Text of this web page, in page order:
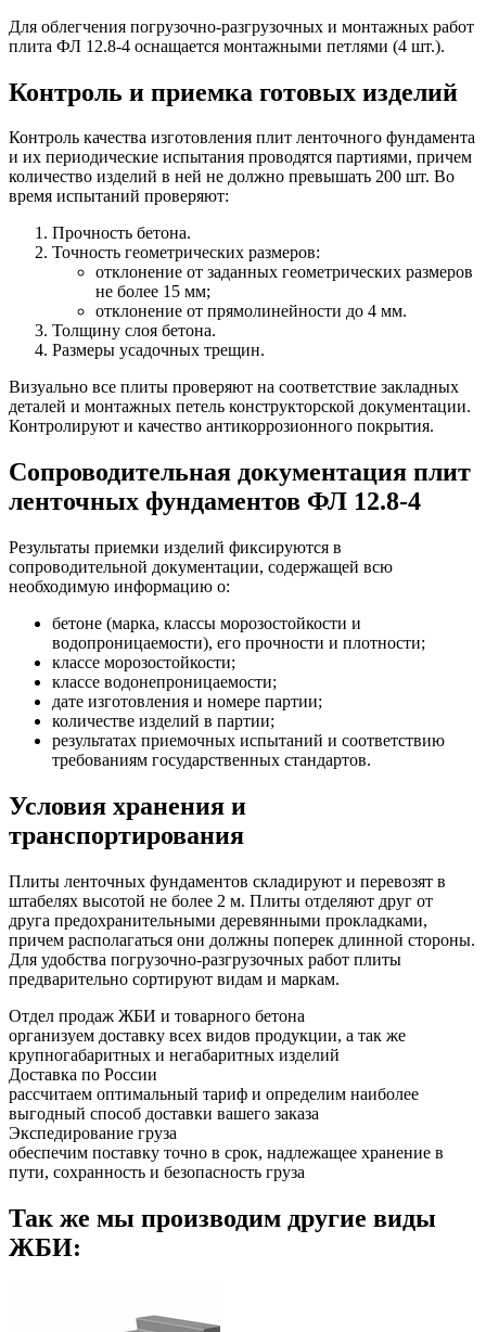
Для облегчения погрузочно-разгрузочных и монтажных работ
плита ФЛ 12.8-4 оснащается монтажными петлями (4 шт.).
Контроль и приемка готовых изделий
Контроль качества изготовления плит ленточного фундамента
и их периодические испытания проводятся партиями, причем
количество изделий в ней не должно превышать 200 шт. Во
время испытаний проверяют:
Прочность бетона.
Точность геометрических размеров:
отклонение от заданных геометрических размеров
не более 15 мм;
отклонение от прямолинейности до 4 мм.
Толщину слоя бетона.
Размеры усадочных трещин.
Визуально все плиты проверяют на соответствие закладных
деталей и монтажных петель конструкторской документации.
Контролируют и качество антикоррозионного покрытия.
Сопроводительная документация плит
ленточных фундаментов ФЛ 12.8-4
Результаты приемки изделий фиксируются в
сопроводительной документации, содержащей всю
необходимую информацию о:
бетоне (марка, классы морозостойкости и
водопроницаемости), его прочности и плотности;
классе морозостойкости;
классе водонепроницаемости;
дате изготовления и номере партии;
количестве изделий в партии;
результатах приемочных испытаний и соответствию
требованиям государственных стандартов.
Условия хранения и
транспортирования
Плиты ленточных фундаментов складируют и перевозят в
штабелях высотой не более 2 м. Плиты отделяют друг от
друга предохранительными деревянными прокладками,
причем располагаться они должны поперек длинной стороны.
Для удобства погрузочно-разгрузочных работ плиты
предварительно сортируют видам и маркам.
Отдел продаж ЖБИ и товарного бетона
организуем доставку всех видов продукции, а так же
крупногабаритных и негабаритных изделий
Доставка по России
рассчитаем оптимальный тариф и определим наиболее
выгодный способ доставки вашего заказа
Экспедирование груза
обеспечим поставку точно в срок, надлежащее хранение в
пути, сохранность и безопасность груза
Так же мы производим другие виды
ЖБИ: